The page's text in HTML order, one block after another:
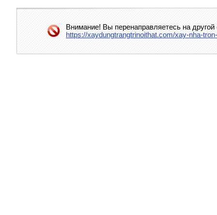
Внимание! Вы перенаправляетесь на
https://xaydungtrangtrinoithat.com/xay-nha-